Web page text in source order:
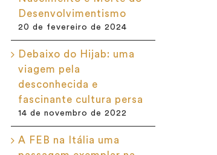
Desenvolvimentismo
20 de fevereiro de 2024
Debaixo do Hijab: uma
viagem pela
desconhecida e
fascinante cultura persa
14 de novembro de 2022
A FEB na Itália uma